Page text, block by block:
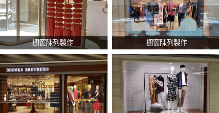
櫥窗陳列製作 櫥窗陳列製作